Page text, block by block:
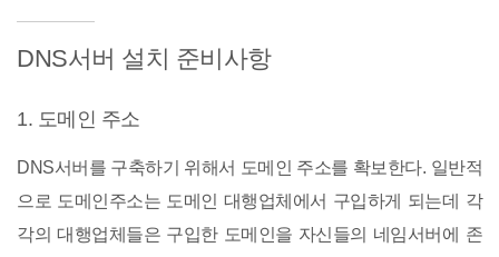
DNS서버 설치 준비사항
1. 도메인 주소
DNS서버를 구축하기 위해서 도메인 주소를 확보한다. 일반적
으로 도메인주소는 도메인 대행업체에서 구입하게 되는데 각
각의 대행업체들은 구입한 도메인을 자신들의 네임서버에 존